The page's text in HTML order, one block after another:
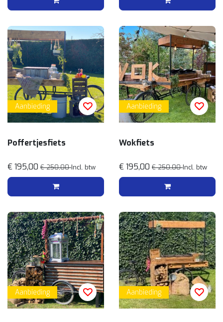
Aanbieding
Poffertjesfiets
€ 195,00 € 250,00Incl. btw
Aanbieding
Wokfiets
€ 195,00 € 250,00Incl. btw
Aanbieding Aanbieding